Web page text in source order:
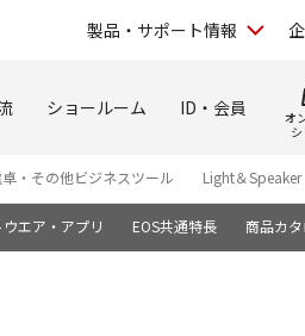
製品・サポート情報
ショールーム ID・会員
オ
卓・その他ビジネスツール Light＆Speaker
ウエア・アプリ EOS共通特長 商品カ